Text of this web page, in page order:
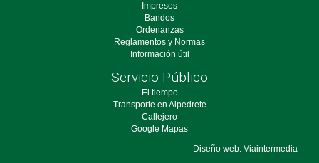
Impresos
Bandos
Ordenanzas
Reglamentos y Normas
Información útil
Servicio Público
El tiempo
Transporte en Alpedrete
Callejero
Google Mapas
Diseño web: Viaintermedia